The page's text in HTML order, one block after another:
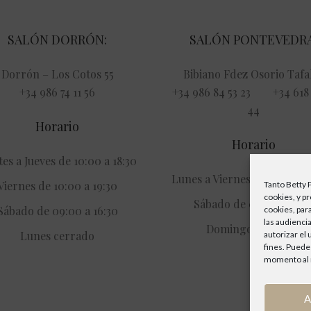
Tanto Betty
cookies, y
cookies,
las
autorizar el
fines.
momento al
SALÓN DORRÓN:
Dorrón – Los Cotos 55
+34 986 74 11 56
Horario
a Jueves de 10:00 a 18:30
de 10:00 a 19:30
de 09:00 a 16:30
Lunes cerrado
SALÓN
Bibiano Fdez Osorio
+34 986 84 53 23 +34 618
44
Horario
Lunes a Viernes de 09:00 a
Sábado de 09:00 a
Domingos cerrado